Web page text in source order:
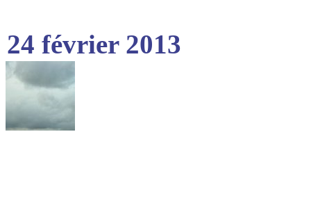
24 février 2013